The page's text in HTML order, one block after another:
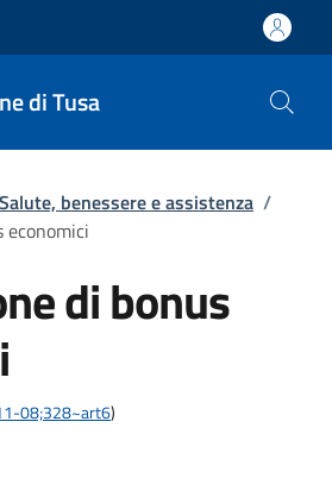
di Tusa
Salute, benessere e assistenza /
economici
di bonus
08;328~art6)